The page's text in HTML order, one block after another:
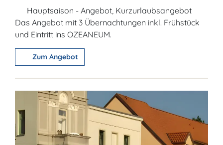
Hauptsaison - Angebot, Kurzurlaubsangebot
Das Angebot mit 3 Übernachtungen inkl. Frühstück
und Eintritt ins OZEANEUM.
Zum Angebot